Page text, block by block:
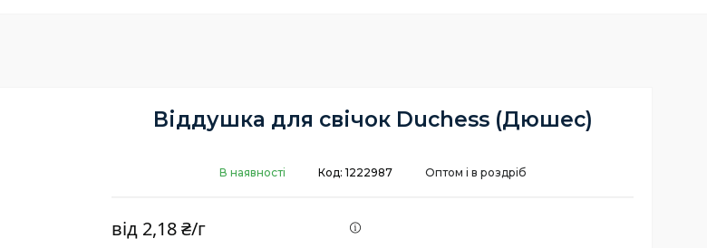
Віддушка для свічок Duchess (Дюшес)
В наявності Оптом і в роздріб
Код: 1222987
від 2,18 ₴/г